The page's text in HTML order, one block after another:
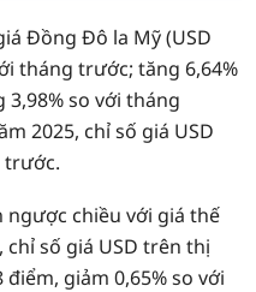
Đồng Đô la Mỹ (USD
tháng trước; tăng 6,64%
3,98% so với tháng
2025, chỉ số giá USD
trước.
ngược chiều với giá thế
chỉ số giá USD trên thị
giảm 0,65% so với